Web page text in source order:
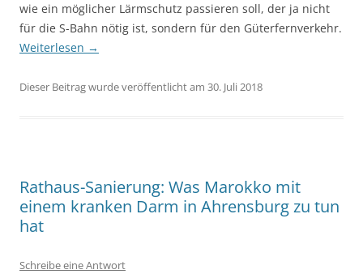
wie ein möglicher Lärmschutz passieren soll, der ja nicht
für die S-Bahn nötig ist, sondern für den Güterfernverkehr.
Weiterlesen →
Dieser Beitrag wurde veröffentlicht am 30. Juli 2018
Rathaus-Sanierung: Was Marokko mit
einem kranken Darm in Ahrensburg zu tun
hat
Schreibe eine Antwort